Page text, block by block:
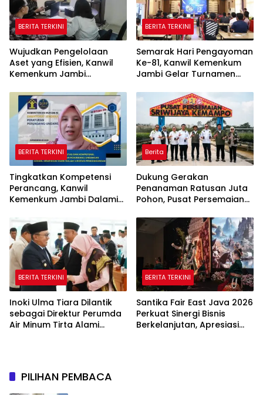
BERITA TERKINI
Wujudkan Pengelolaan
Aset yang Efisien, Kanwil
Kemenkum Jambi
Secara Transparan
BERITA TERKINI
Semarak Hari Pengayoman
Ke-81, Kanwil Kemenkum
Jambi Gelar Turnamen
BERITA TERKINI
Tingkatkan Kompetensi
Perancang, Kanwil
Kemenkum Jambi Dalami
Peraturan Perundang-
undangan
Berita
Dukung Gerakan
Penanaman Ratusan Juta
Pohon, Pusat Persemaian
Perkuat Jaringan
Persemaian Nasional*
BERITA TERKINI
Inoki Ulma Tiara Dilantik
sebagai Direktur Perumda
Air Minum Tirta Alami
BERITA TERKINI
Santika Fair East Java 2026
Perkuat Sinergi Bisnis
Berkelanjutan, Apresiasi
PILIHAN PEMBACA